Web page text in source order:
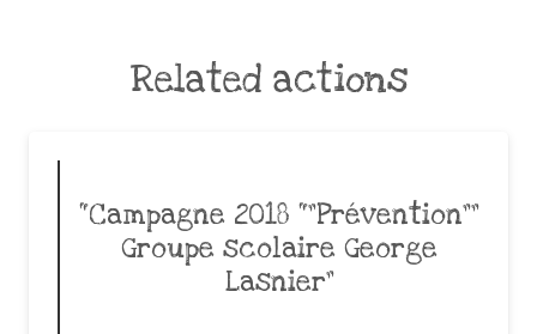
Related actions
“Campagne 2018 “”Prévention””
Groupe scolaire George
Lasnier”